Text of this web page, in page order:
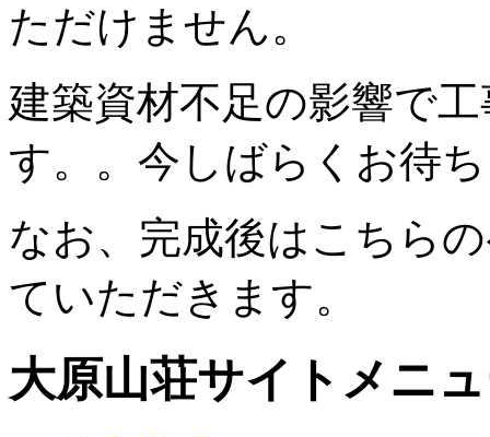
ただけません。
建築資材不足の影響で
す。。今しばらくお待
なお、完成後はこちら
ていただきます。
大原山荘サイトメニ